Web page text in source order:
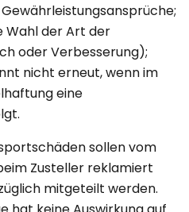
Wahl der Art der
oder Verbesserung);
nicht erneut, wenn im
eine
sollen vom
Zusteller reklamiert
mitgeteilt werden.